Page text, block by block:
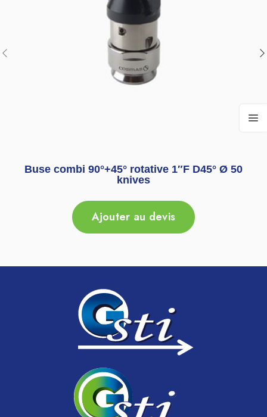
Buse combi 90°+45° rotative 1″F D45° Ø 50
knives
Ajouter au devis